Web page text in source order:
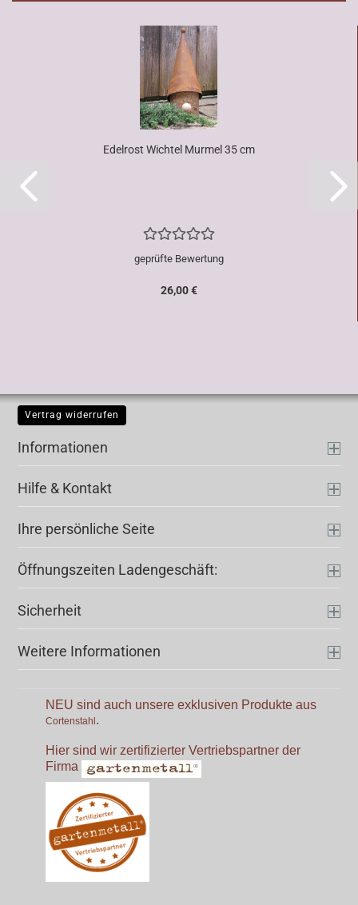
Edelrost Wichtel Murmel 35 cm
geprüfte Bewertung
26,00 €
Vertrag widerrufen
Informationen
Hilfe & Kontakt
Ihre persönliche Seite
Öffnungszeiten Ladengeschäft:
Sicherheit
Weitere Informationen
NEU sind auch unsere exklusiven Produkte aus
Cortenstahl.
Hier sind wir zertifizierter Vertriebspartner der
Firma